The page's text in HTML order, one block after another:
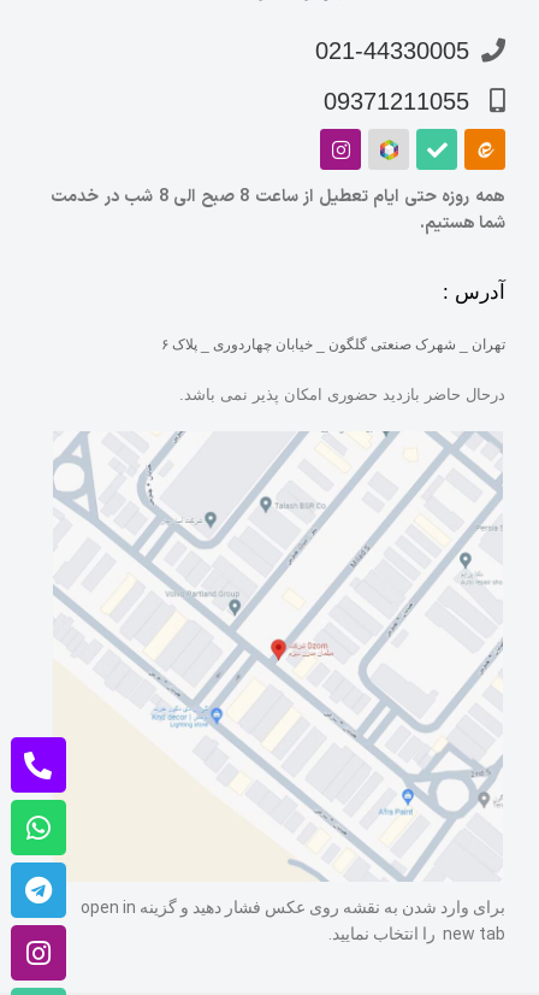
021-44330005
09371211055
همه روزه حتی ایام تعطیل از ساعت 8 صبح الی 8 شب در خدمت
شما هستیم.
آدرس :
تهران _ شهرک صنعتی گلگون _ خیابان چهاردوری _ پلاک ۶
درحال حاضر بازدید حضوری امکان پذیر نمی باشد.
برای وارد شدن به نقشه روی عکس فشار دهید و گزینه open in
new tab را انتخاب نمایید.